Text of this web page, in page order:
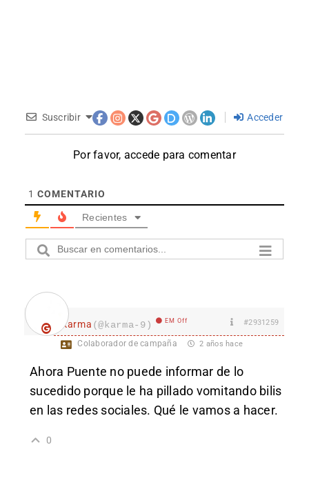
Suscribir Acceder
Por favor, accede para comentar
1 COMENTARIO
Recientes
karma (@karma-9) EM Off #2931259
Colaborador de campaña 2 años hace
Ahora Puente no puede informar de lo
sucedido porque le ha pillado vomitando bilis
en las redes sociales. Qué le vamos a hacer.
0